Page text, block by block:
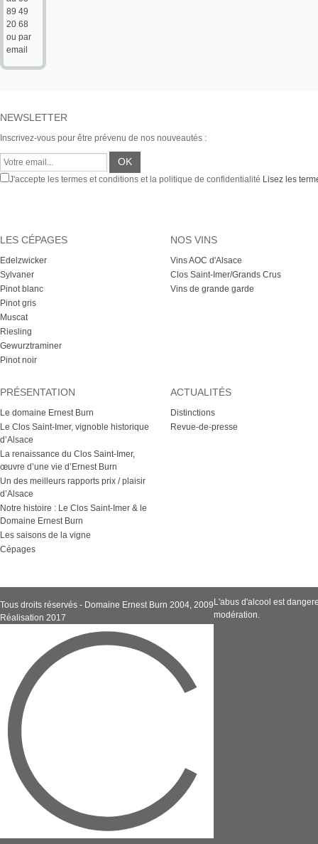
89 49
20 68
ou par
email
NEWSLETTER
Inscrivez-vous pour être prévenu de nos nouveautés :
J'accepte les termes et conditions et la politique de confidentialité Lisez les
LES CÉPAGES
Edelzwicker
Sylvaner
Pinot blanc
Pinot gris
Muscat
Riesling
Gewurztraminer
Pinot noir
NOS VINS
Vins AOC d'Alsace
Clos Saint-Imer/Grands Crus
Vins de grande garde
PRÉSENTATION
Le domaine Ernest Burn
Le Clos Saint-Imer, vignoble historique
d’Alsace
La renaissance du Clos Saint-Imer,
œuvre d’une vie d’Ernest Burn
Un des meilleurs rapports prix / plaisir
d’Alsace
Notre histoire : Le Clos Saint-Imer & le
Domaine Ernest Burn
Les saisons de la vigne
Cépages
ACTUALITÉS
Distinctions
Revue-de-presse
Tous droits réservés - Domaine Ernest Burn 2004, 2009
Réalisation 2017
L'abus d'alcool est
modération.